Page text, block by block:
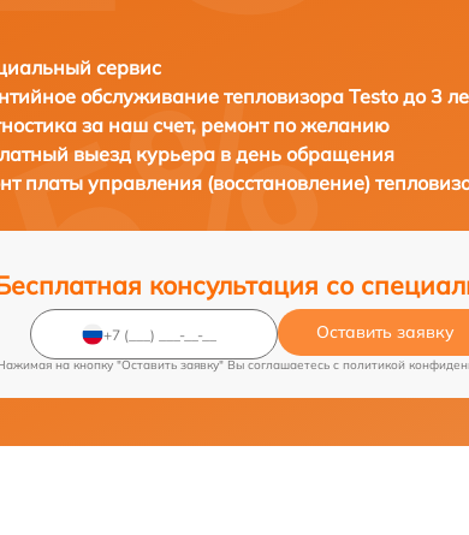
сервис
обслуживание тепловизора Testo до 3
за наш счет, ремонт по желанию
выезд курьера в день обращения
платы управления (восстановление)
консультация со
Оставить заявку
на кнопку "Оставить заявку" Вы соглашаетесь c политикой